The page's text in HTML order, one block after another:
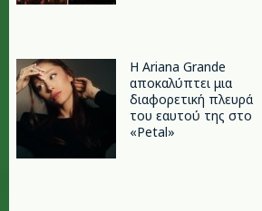
Η Ariana Grande
αποκαλύπτει μια
διαφορετική πλευρά
του εαυτού της στο
«Petal»